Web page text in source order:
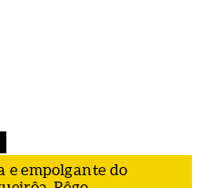
e empolgante do